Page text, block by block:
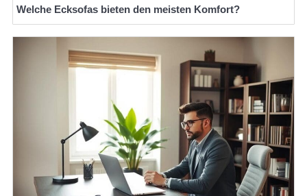
Welche Ecksofas bieten den meisten Komfort?